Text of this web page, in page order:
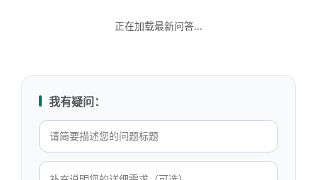
正在加载最新问答...
我有疑问：